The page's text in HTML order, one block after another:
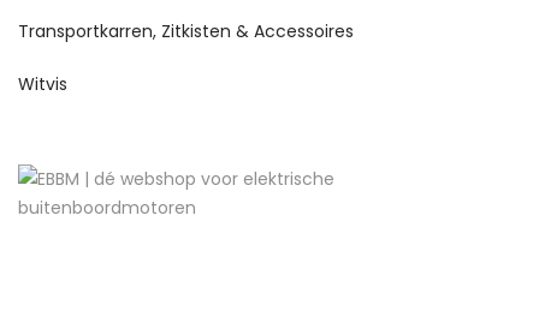
Transportkarren, Zitkisten & Accessoires
Witvis